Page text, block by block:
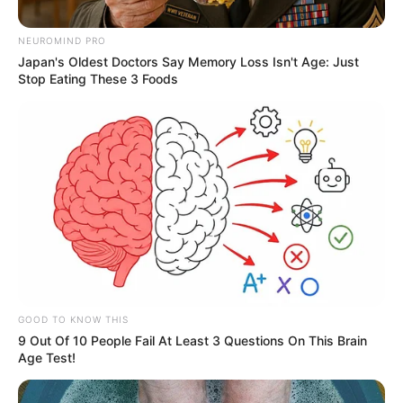
Cierre total en la vía Landázuri - Vélez
Por: Juan David Quijano Castillo
Octubre 30, 2025
NEUROMIND PRO
Japan's Oldest Doctors Say Memory Loss Isn't Age: Just
Stop Eating These 3 Foods
GOOD TO KNOW THIS
9 Out Of 10 People Fail At Least 3 Questions On This Brain
Age Test!